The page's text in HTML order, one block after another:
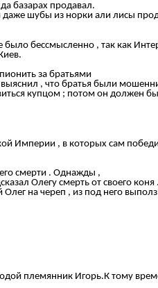
базарах продавал.
шубы из норки али лисы
бессмысленно , так как
за братьями
, что братья были
купцом ; потом он должен
Империи , в которых сам
смерти . Однажды ,
Олегу смерть от своего
Олег на череп , из под него
племянник Игорь.К тому